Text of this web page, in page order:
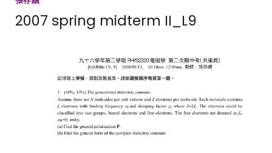
2007 spring midterm II_L9